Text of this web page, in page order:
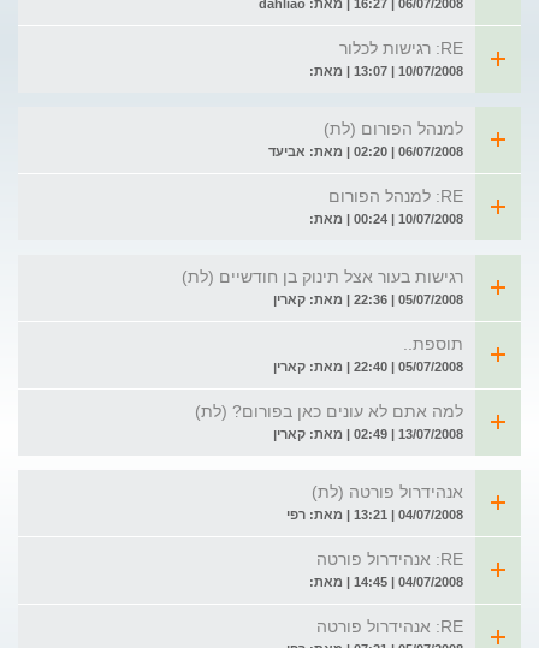
06/07/2008 | 16:27 | מאת: dahliao
RE: רגישות לכלור
10/07/2008 | 13:07 | מאת:
למנהל הפורום (לת)
06/07/2008 | 02:20 | מאת: אביעד
RE: למנהל הפורום
10/07/2008 | 00:24 | מאת:
רגישות בעור אצל תינוק בן חודשיים (לת)
05/07/2008 | 22:36 | מאת: קארין
תוספת..
05/07/2008 | 22:40 | מאת: קארין
למה אתם לא עונים כאן בפורום? (לת)
13/07/2008 | 02:49 | מאת: קארין
אנהידרול פורטה (לת)
04/07/2008 | 13:21 | מאת: רפי
RE: אנהידרול פורטה
04/07/2008 | 14:45 | מאת:
RE: אנהידרול פורטה